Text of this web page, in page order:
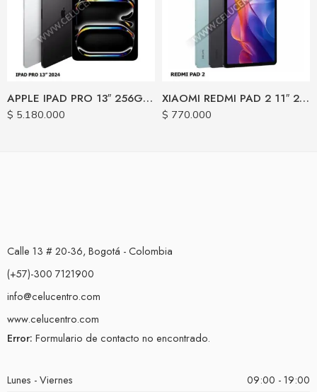
APPLE IPAD PRO 13″ 256GB M4 *WIFI*
$ 5.180.000
XIAOMI REDMI PAD 2 11″ 256GB / 4RAM
$ 770.000
Calle 13 # 20-36, Bogotá - Colombia
(+57)-300 7121900
info@celucentro.com
www.celucentro.com
Error: Formulario de contacto no encontrado.
Lunes - Viernes 09:00 - 19:00